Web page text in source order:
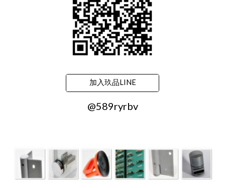
加入玖品LINE
@589ryrbv